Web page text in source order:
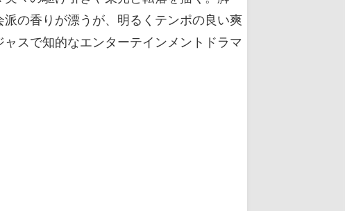
の香りが漂うが、明るくテンポの良い爽
スで知的なエンターテインメントドラマ